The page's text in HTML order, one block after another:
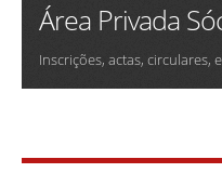
Área Privada
Inscrições, actas, circulares,